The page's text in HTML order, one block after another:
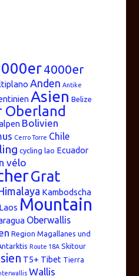
4000er
Anden Antike
Asien Belize
Oberland
Bolivien
Cerro Torre Chile
cycling lao Ecuador
vélo
Grat
Kambodscha
Laos Mountain
Oberwallis
Region Magallanes und
Route 18A Skitour
T5+ Tibet Tierra
Wallis